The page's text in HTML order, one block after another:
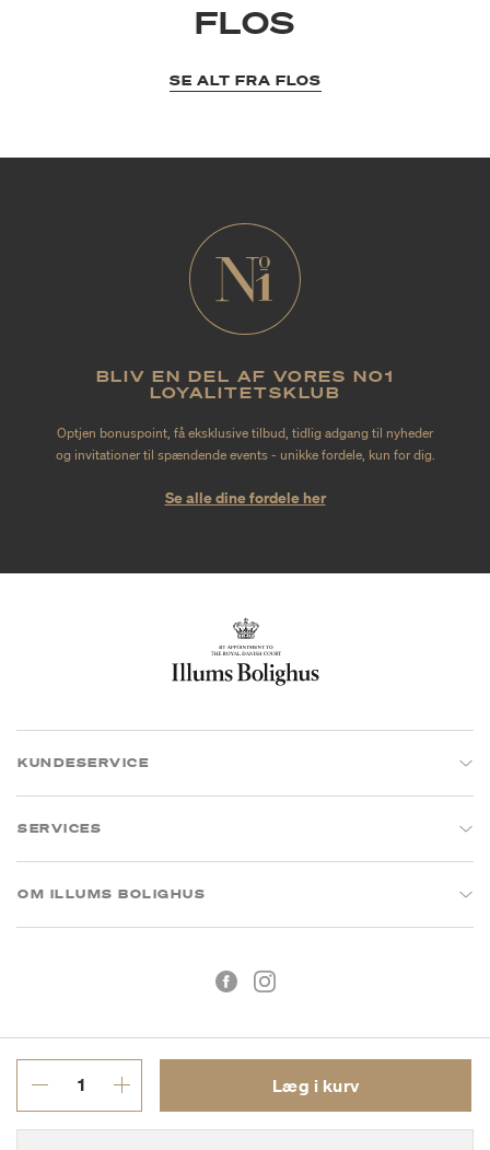
Læg i kurv
FLOS
SE ALT FRA FLOS
BLIV EN DEL AF VORES NO1
LOYALITETSKLUB
Optjen bonuspoint, få eksklusive tilbud, tidlig adgang til nyheder
og invitationer til spændende events - unikke fordele, kun for dig.
Se alle dine fordele her
KUNDESERVICE
SERVICES
OM ILLUMS BOLIGHUS